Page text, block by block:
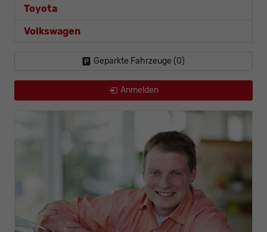
Toyota
Volkswagen
Geparkte Fahrzeuge (0)
Anmelden